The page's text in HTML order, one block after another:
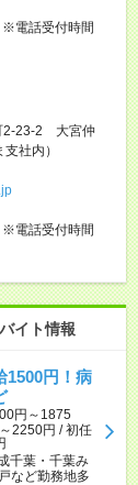
電話受付時間
2-23-2 大宮仲
社内）
電話受付時間
イト情報
1500円！病
円～1875
2250円 / 初任
千葉・千葉み
など勤務地多